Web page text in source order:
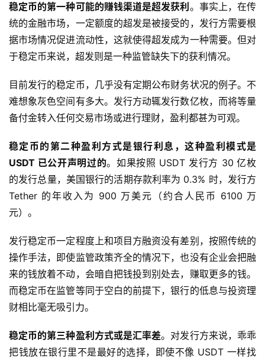
稳定币的第一种可能的赚钱渠道是超发获利 。事实上，在传
统的金融市场，一定额度的超发是被接受的，发行方需要根
据市场情况促进流动性，这就使得超发成为一种需要。但对
于稳定币来说，超发则是一种监管缺失下的获利情况。
目前发行的稳定币，几乎没有定期公布财务状况的例子。不
难想象灰色空间有多大。发行方动辄发行数亿枚，而将等量
备付金转入任何交易市场或进行理财，盈利都甚为可观。
稳定币的第二种盈利方式是银行利息，这种盈利模式是
USDT 已公开声明过的。如果按照 USDT 发行方 30 亿枚
的发行总量，美国银行的活期存款利率为 0.3% 时，发行方
Tether 的年收入为 900 万美元（约合人民币 6100 万
元）。
发行稳定币一定程度上和项目方融资没有差别，按照传统的
操作手法，即使监管政策齐全的情况下，也没有企业会把融
来的钱放着不动，会暗自把钱投到别处去，赚取更多的钱。
而稳定币在监管等同于空白的前提下，银行的低息与投资理
财相比毫无吸引力。
稳定币的第三种盈利方式或是汇率差。对发行方来说，乖乖
把钱放在银行里不是最好的选择，即使不像 USDT 一样找